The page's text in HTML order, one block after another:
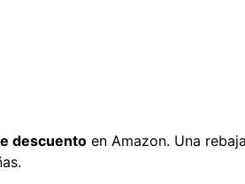
descuento en Amazon. Una